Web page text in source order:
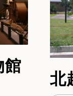
M
P
館
北